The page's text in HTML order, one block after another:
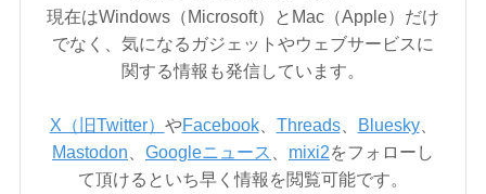
現在はWindows（Microsoft）とMac（Apple）だけ
でなく、気になるガジェットやウェブサービスに
関する情報も発信しています。
X（旧Twitter） やFacebook、 Threads、 Bluesky、
Mastodon
Googleニュース mixi2をフォローし
て頂けるといち早く情報を閲覧可能です。